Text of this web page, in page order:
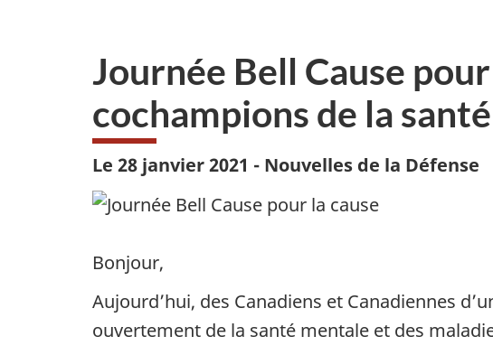
Journée Bell Cause
cochampions de la
Le 28 janvier 2021 - Nouvelles de la Défense
Bonjour,
Aujourd’hui, des Canadiens et Canadiennes
ouvertement de la santé mentale et des